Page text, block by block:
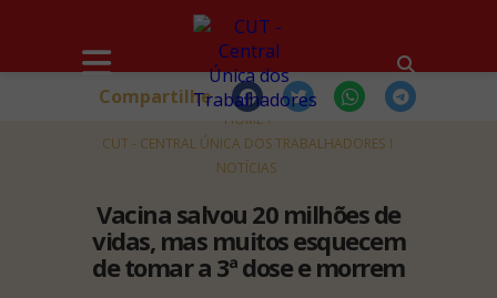
HOME
CUT - CENTRAL ÚNICA DOS TRABALHADORES
NOTÍCIAS
Vacina salvou 20 milhões de
vidas, mas muitos esquecem
de tomar a 3ª dose e morrem
Compartilhe